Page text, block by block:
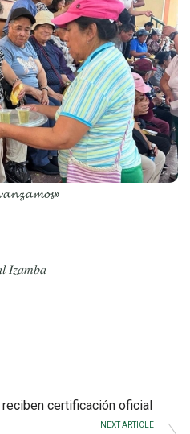
𝐼𝑧𝑎𝑚𝑏𝑎
certificación oficial
NEXT ARTICLE